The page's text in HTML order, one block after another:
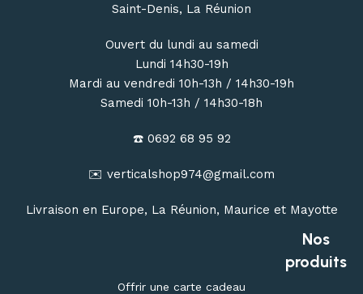
Saint-Denis, La Réunion
Ouvert du lundi au samedi
Lundi 14h30-19h
Mardi au vendredi 10h-13h / 14h30-19h
Samedi 10h-13h / 14h30-18h
☎️ 0692 68 95 92
✉️ verticalshop974@gmail.com
Livraison en Europe, La Réunion, Maurice et Mayotte
Nos
produits
Offrir une carte cadeau